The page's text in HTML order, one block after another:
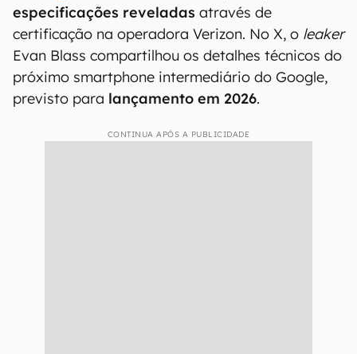
especificações reveladas através de
certificação na operadora Verizon. No X, o leaker
Evan Blass compartilhou os detalhes técnicos do
próximo smartphone intermediário do Google,
previsto para lançamento em 2026.
CONTINUA APÓS A PUBLICIDADE